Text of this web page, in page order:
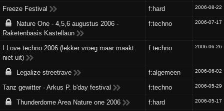
Freeze Festival f:hard 2006-08-22
Nature One - 4,5,6 augustus 2006 -
Raketenbasis Kastellaun
f:techno 2006-07-17
I Love techno 2006 (lekker vroeg maar maakt
niet uit)
f:techno 2006-06-26
Legalize streetrave f:algemeen 2006-06-02
Tanz gewitter · Arkus P. b'day festival f:techno 2006-05-29
Thunderdome Area Nature one 2006 f:hard 2006-05-17